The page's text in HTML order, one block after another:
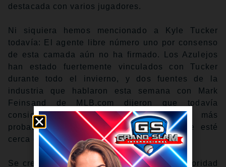
destacada con varios jugadores.
Ni siquiera hemos mencionado a Kyle Tucker
todavía: El agente libre número uno por consenso
de esta camada aún no ha firmado. Los Azulejos
han estado fuertemente vinculados con Tucker
durante todo el invierno, y dos fuentes de la
industria que hablaron esta semana con Mark
Feinsand de MLB.com dijeron que todavía
consideran a Toronto como su destino más
probable, aunque no hay indicios de que esté
cerca de tomar una decisión.
Se cree que los Yankees le están dando prioridad